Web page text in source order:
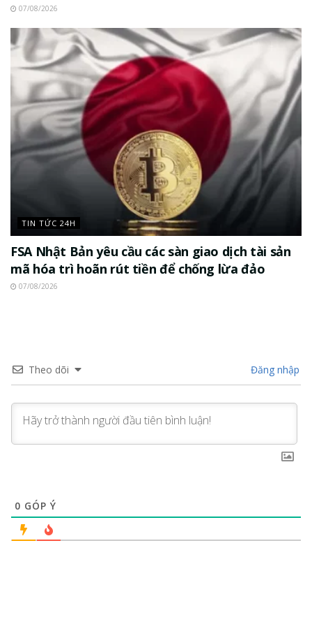
07/08/2026
TIN TỨC 24H
FSA Nhật Bản yêu cầu các sàn giao dịch tài sản
mã hóa trì hoãn rút tiền để chống lừa đảo
07/08/2026
Theo dõi Đăng nhập
0 GÓP Ý